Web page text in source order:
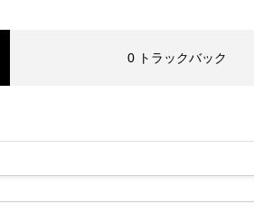
0 トラックバック